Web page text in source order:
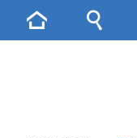
Strona